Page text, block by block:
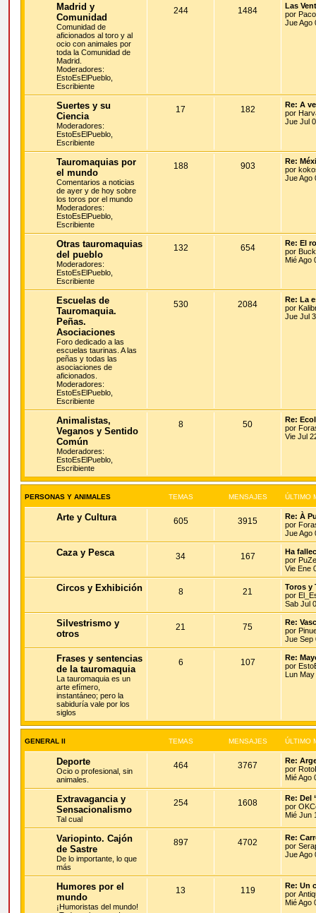
Madrid y
Comunidad
Comunidad de
aficionados al toro y al
ocio con animales por
toda la Comunidad de
Madrid.
Moderadores:
EstoEsElPueblo
Escribiente
244 1484
Las
por
Jue Ago
Suertes y su
Ciencia
Moderadores:
EstoEsElPueblo
Escribiente
17 182
Re: A
por
Jue Jul
Tauromaquias por
el mundo
Comentarios a noticias
de ayer y de hoy sobre
los toros por el mundo
Moderadores:
EstoEsElPueblo
Escribiente
188 903
Re:
por
Jue Ago
Otras tauromaquias
del pueblo
Moderadores:
EstoEsElPueblo
Escribiente
132 654
Re: El
por
Mié Ago
Escuelas de
Tauromaquia.
Peñas.
Asociaciones
Foro dedicado a las
escuelas taurinas. A las
peñas y todas las
asociaciones de
aficionados.
Moderadores:
EstoEsElPueblo
Escribiente
530 2084
Re: La
por
Jue Jul
Animalistas,
Veganos y Sentido
Común
Moderadores:
EstoEsElPueblo
Escribiente
8 50
Re:
por
Vie Jul
PERSONAS Y ANIMALES TEMAS MENSAJES ÚLTIMO
Arte y Cultura 605 3915
Re: À
por
Jue Ago
Caza y Pesca 34 167
Ha
por
Vie Ene
Circos y Exhibición 8 21
Toros y
por
Sab Jul
Silvestrismo y
otros
21 75
Re:
por
Jue Sep
Frases y sentencias
de la tauromaquia
La tauromaquia es un
arte efímero,
instantáneo; pero la
sabiduría vale por los
siglos
6 107
Re:
por
Lun
GENERAL II TEMAS MENSAJES ÚLTIMO
Deporte
Ocio o profesional, sin
animales.
464 3767
Re:
por
Mié Ago
Extravagancia y
Sensacionalismo
Tal cual
254 1608
Re: Del
por
Mié Jun
Variopinto. Cajón
de Sastre
De lo importante, lo que
más
897 4702
Re:
por
Jue Ago
Humores por el
mundo
¡Humoristas del mundo!
13 119
Re: Un
por
Mié Ago